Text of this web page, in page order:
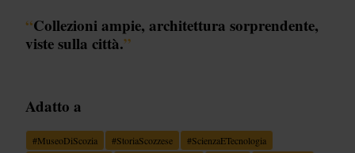
“Collezioni ampie, architettura sorprendente,
viste sulla città.”
Adatto a
#MuseoDiScozia #StoriaScozzese #ScienzaETecnologia